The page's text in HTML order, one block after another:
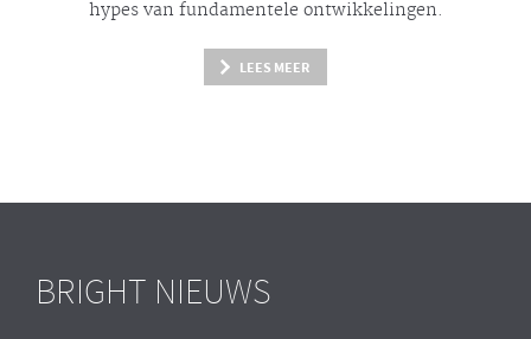
hypesvan fundamentele ontwikkelingen.
LEES MEER
BRIGHT NIEUWS